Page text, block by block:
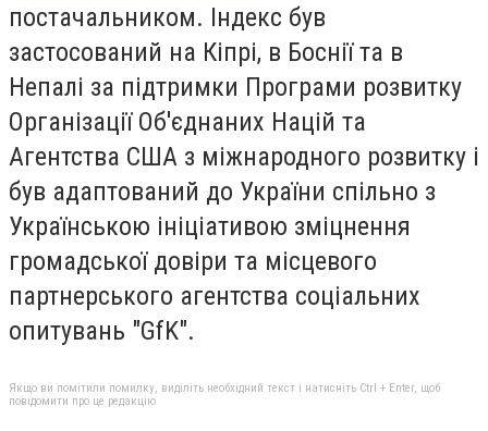
постачальником. Індекс був
застосований на Кіпрі, в Боснії та в
Непалі за підтримки Програми розвитку
Організації Об'єднаних Націй та
Агентства США з міжнародного розвитку і
був адаптований до України спільно з
Українською ініціативою зміцнення
громадської довіри та місцевого
партнерського агентства соціальних
опитувань "GfK".
Якщо ви помітили помилку, виділіть необхідний текст і натисніть Ctrl + Enter, щоб
повідомити про це редакцію